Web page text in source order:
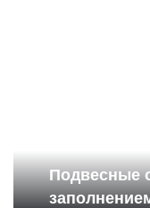
Подвесные